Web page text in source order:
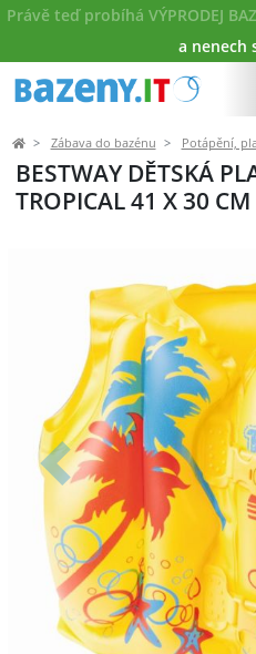
Právě teď probíhá VÝPRODEJ
a nenech
Zábava do bazénu Potápění,
BESTWAY DĚTSKÁ
TROPICAL 41 X 30 CM
Předchozí